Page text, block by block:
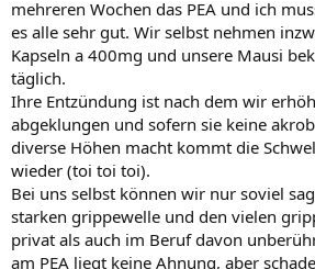
mehreren Wochen das PEA und ich
es alle sehr gut. Wir selbst nehmen
Kapseln a 400mg und unsere Mausi
täglich.
Ihre Entzündung ist nach dem wir
abgeklungen und sofern sie keine
diverse Höhen macht kommt die
wieder (toi toi toi).
Bei uns selbst können wir nur soviel
starken grippewelle und den vielen
privat als auch im Beruf davon
am PEA liegt keine Ahnung, aber